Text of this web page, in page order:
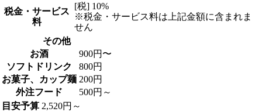
税金・サービス
料
[税] 10%
※税金・サービス料は上記金額に含まれま
せん
その他
お酒
900円〜
ソフトドリンク
800円
お菓子、カップ麺 200円
外注フード
500円～
目安予算 2,520円～